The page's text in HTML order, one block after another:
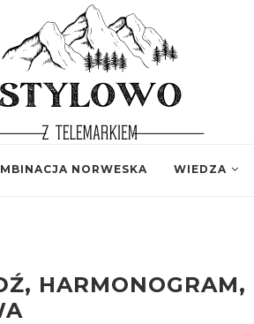
NORWESKA WIEDZA
HARMONOGRAM,